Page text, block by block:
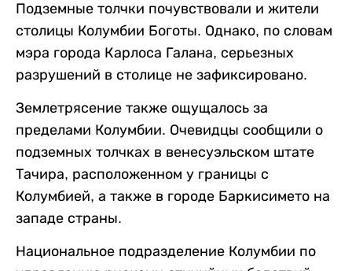
Подземные толчки почувствовали и жители
столицы Колумбии Боготы. Однако, по словам
мэра города Карлоса Галана, серьезных
разрушений в столице не зафиксировано.
Землетрясение также ощущалось за
пределами Колумбии. Очевидцы сообщили о
подземных толчках в венесуэльском штате
Тачира, расположенном у границы с
Колумбией, а также в городе Баркисимето на
западе страны.
Национальное подразделение Колумбии по